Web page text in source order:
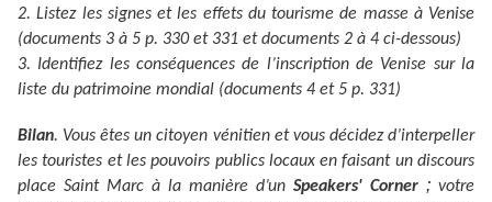
2. Listez les signes et les effets du tourisme de masse à Venise
(documents 3 à 5 p. 330 et 331 et documents 2 à 4 ci-dessous)
3. Identifiez les conséquences de l’inscription de Venise sur la
liste du patrimoine mondial (documents 4 et 5 p. 331)
Bilan. Vous êtes un citoyen vénitien et vous décidez d’interpeller
les touristes et les pouvoirs publics locaux en faisant un discours
place Saint Marc à la manière d’un Speakers' Corner ; votre